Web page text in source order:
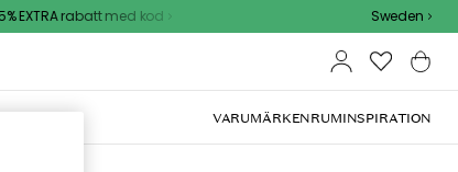
EXTRA rabatt med kod Sweden
VARUMÄRKENRUMINSPIRATION